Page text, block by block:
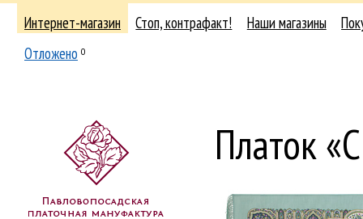
Интернет-магазин Стоп, контрафакт! Наши магазины
Отложено 0
Платок